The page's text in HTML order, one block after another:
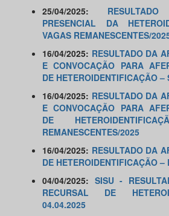
25/04/2025:
PRESENCIAL DA
VAGAS REMANESCENTES/
16/04/2025: RESULTADO DA
E CONVOCAÇÃO PARA
DE HETEROIDENTIFICAÇÃO –
​16/04/2025: RESULTADO DA
E CONVOCAÇÃO PARA
DE
REMANESCENTES/2025
16/04/2025: RESULTADO DA
DE HETEROIDENTIFICAÇÃO
04/04/2025: SISU -
RECURSAL DE
04.04.2025